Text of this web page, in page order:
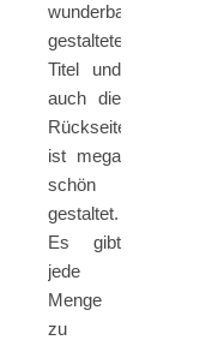
wunderbar
gestaltete
Titel und
auch die
Rückseite
ist mega
schön
gestaltet.
Es gibt
jede
Menge
zu